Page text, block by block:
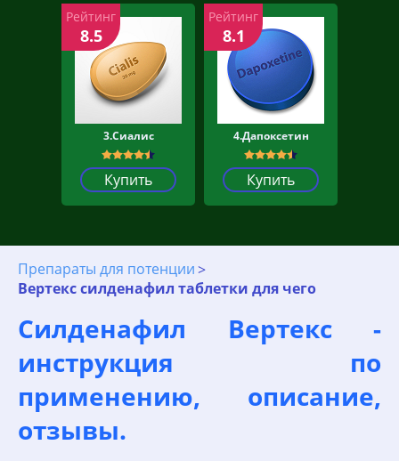
3.Сиалис
Купить
Рейтинг
8.5
4.Дапоксетин
Купить
Рейтинг
8.1
Препараты для потенции
Вертекс силденафил таблетки для чего
Силденафил Вертекс -
инструкция по
применению, описание,
отзывы.